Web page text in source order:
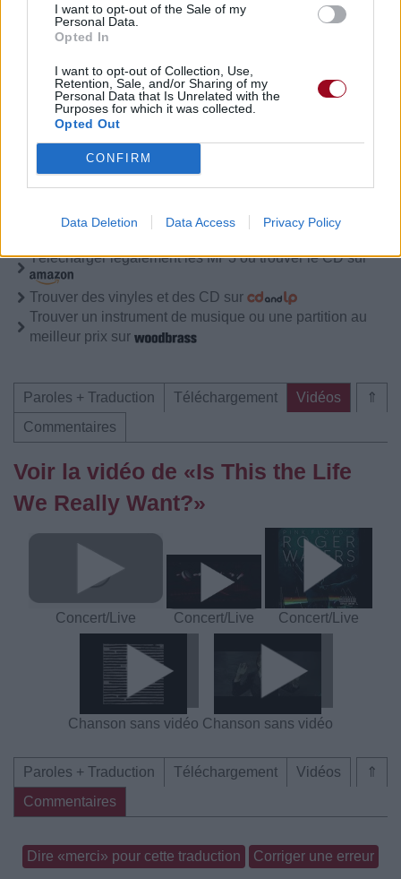
I want to opt-out of the Sale of my
Personal Data.
Opted In
I want to opt-out of Collection, Use,
Retention, Sale, and/or Sharing of my
Personal Data that Is Unrelated with the
Purposes for which it was collected.
Opted Out
CONFIRM
Data Deletion Data Access Privacy Policy
Paroles + Traduction Téléchargement
Commentaires
Pour prolonger le plaisir musical :
Vous aimez chanter, apprenez la guitare chez
Télécharger légalement les MP3 ou trouver le CD sur
Trouver des vinyles et des CD sur
Trouver un instrument de musique ou une partition au
meilleur prix sur
⇑
Paroles + Traduction Téléchargement
Vidéos
Commentaires
Voir la vidéo de «Is This the Life
We Really Want?»
Concert/Live Concert/Live Concert/Live
Chanson sans vidéo Chanson sans vidéo
⇑
Paroles + Traduction Téléchargement
Vidéos
Commentaires
Dire «merci» pour cette traduction Corriger une erreur